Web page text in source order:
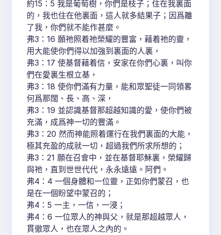
約15：5 我是葡萄樹，你們是枝子；住在我裏面
的，我也住在他裏面，這人就多結果子；因爲離
了我，你們就不能作甚麼。
弗3：16 願祂照着祂榮耀的豐富，藉着祂的靈，
用大能使你們得以加強到裏面的人裏，
弗3：17 使基督藉着信，安家在你們心裏，叫你
們在愛裏生根立基，
弗3：18 使你們滿有力量，能和眾聖徒一同領畧
何爲那闊、長、高、深，
弗3：19 並認識基督那超越知識的愛，使你們被
充滿，成爲神一切的豐滿。
弗3：20 然而神能照着運行在我們裏面的大能，
極其充盈的成就一切，超過我們所求所想的；
弗3：21 願在召會中，並在基督耶穌裏，榮耀歸
與祂，直到世世代代，永永遠遠。阿們。
弗4：4 一個身體和一位靈，正如你們蒙召，也
是在一個盼望中蒙召的；
弗4：5 一主，一信，一浸；
弗4：6 一位眾人的神與父，就是那超越眾人，
貫徹眾人，也在眾人之內的。